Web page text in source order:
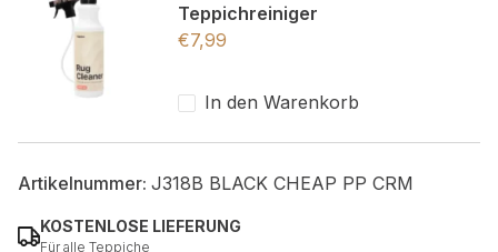
Teppichreiniger
€7,99
In den Warenkorb
Artikelnummer: J318B BLACK CHEAP PP CRM
KOSTENLOSE LIEFERUNG
Für alle Teppiche